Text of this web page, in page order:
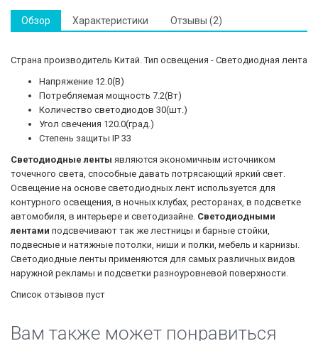
Обзор Характеристики Отзывы (2)
Страна производитель Китай. Тип освещения - Светодиодная лента
Напряжение 12.0(В)
Потребляемая мощность 7.2(Вт)
Количество светодиодов 30(шт.)
Угол свечения 120.0(град.)
Степень защиты IP 33
Светодиодные ленты являются экономичным источником
точечного света, способные давать потрясающий яркий свет.
Освещение на основе светодиодных лент используется для
контурного освещения, в ночных клубах, ресторанах, в подсветке
автомобиля, в интерьере и светодизайне. Светодиодными
лентами подсвечивают так же лестницы и барные стойки,
подвесные и натяжные потолки, ниши и полки, мебель и карнизы.
Светодиодные ленты применяются для самых различных видов
наружной рекламы и подсветки разноуровневой поверхности.
Список отзывов пуст
Вам также может понравиться